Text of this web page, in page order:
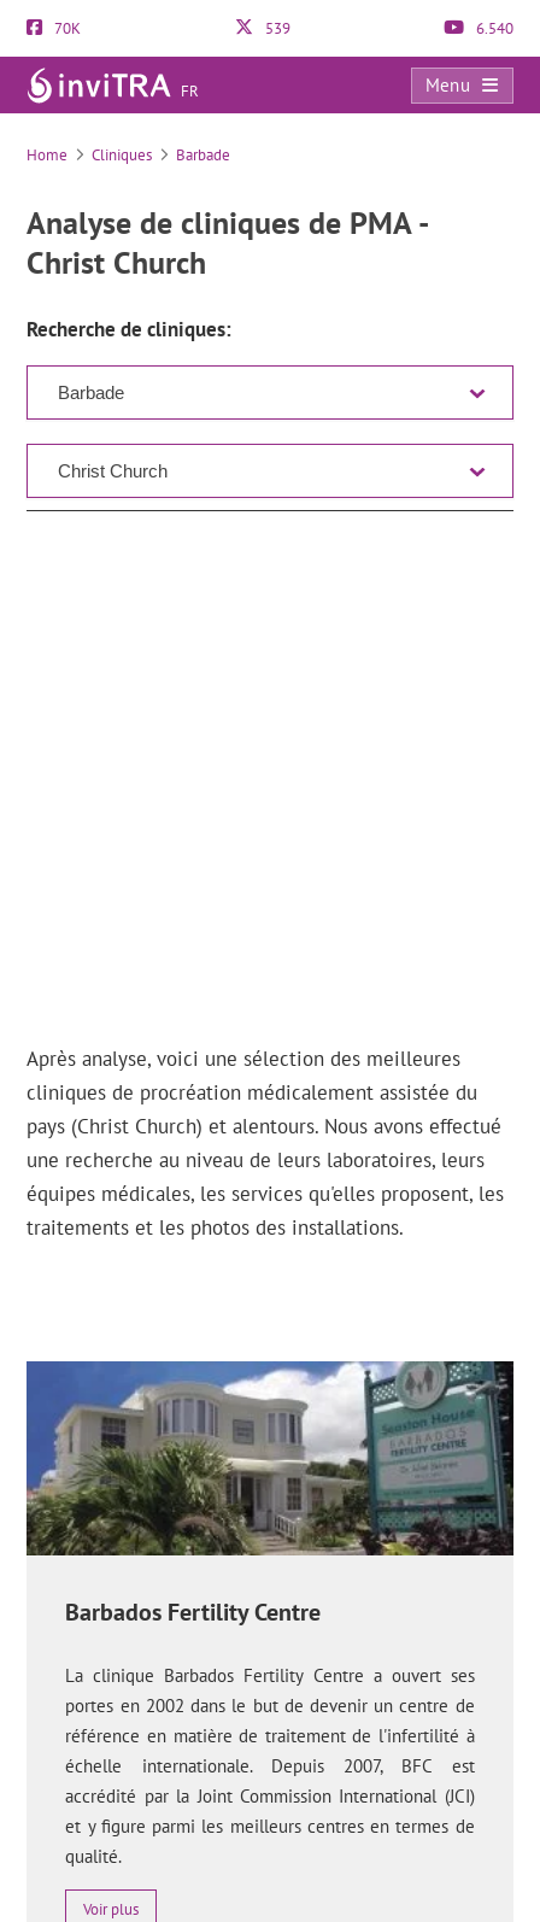
70K 539 6.540
FR
Menu
Liste des cliniques
Home Cliniques Barbade
Analyse de cliniques de PMA -
Christ Church
Recherche de cliniques:
Après analyse, voici une sélection des meilleures
cliniques de procréation médicalement assistée du
pays (Christ Church) et alentours. Nous avons effectué
une recherche au niveau de leurs laboratoires, leurs
équipes médicales, les services qu'elles proposent, les
traitements et les photos des installations.
Barbados Fertility Centre
La clinique Barbados Fertility Centre a ouvert ses
portes en 2002 dans le but de devenir un centre de
référence en matière de traitement de l'infertilité à
échelle internationale. Depuis 2007, BFC est
accrédité par la Joint Commission International (JCI)
et y figure parmi les meilleurs centres en termes de
qualité.
Voir plus